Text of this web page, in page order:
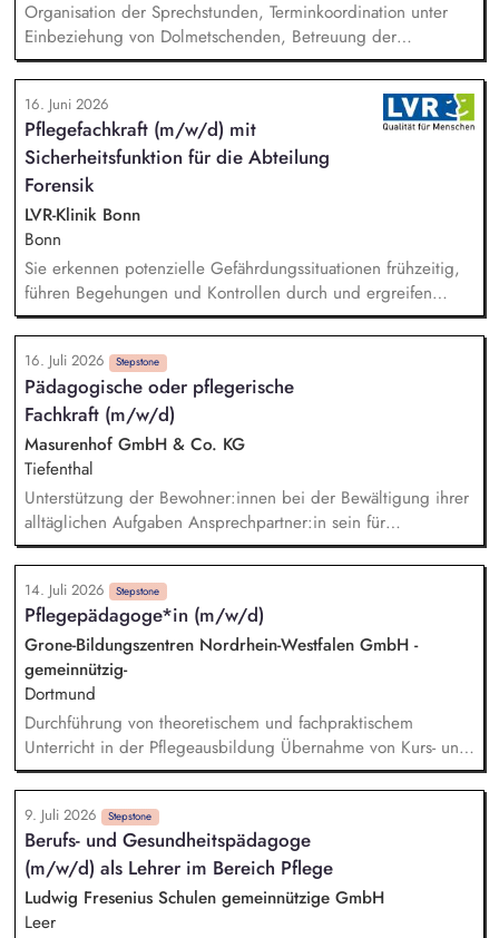
Organisation der Sprechstunden, Terminkoordination unter
Einbeziehung von Dolmetschenden, Betreuung der
telefonischen Sprechzeiten, Datenbankpflege, allgemeine
Verwaltungstätigkeiten, Unterstützung bei der Vermittlung in
die Regelversorgung.
16. Juni 2026
Pflegefachkraft (m/w/d) mit
Sicherheitsfunktion für die Abteilung
Forensik
LVR-Klinik Bonn
Bonn
Sie erkennen potenzielle Gefährdungssituationen frühzeitig,
führen Begehungen und Kontrollen durch und ergreifen
geeignete Maßnahmen bei festgestellten Mängeln. Relevante
Beobachtungen dokumentieren Sie und entwickeln daraus
nachhaltig Sicherheits- und Präventionskonzepte. In Ihrer
Funktion arbeiten Sie eng mit externen Partnern wie Polizei,
Feuerwehr und der zuständigen Aufsichtsbehörde zusammen.
16. Juli 2026 Stepstone
Pädagogische oder pflegerische
Fachkraft (m/w/d)
Masurenhof GmbH & Co. KG
Tiefenthal
Unterstützung der Bewohner:innen bei der Bewältigung ihrer
alltäglichen Aufgaben Ansprechpartner:in sein für
Bewohner:innen im Rahmen des Bezugsbetreuersystems
Begleitung von Angeboten im Rahmen der Freizeitgestaltung
(z. B. Ausflüge) Begleitung der Bewohner:innen zu
Arztterminen inkl. Vor- und Nachbereitung Unterstützung
oder Übernahme beim Richten oder Ausgeben der
verordneten Medikamente Ausrichtung der Arbeit an den
individuellen Zielen der Bewohner:innen Zusammenarbeit mit
externen Stellen (z. B. gesetzliche Betreuung, Ärzte,
Kostenträger)
14. Juli 2026 Stepstone
Pflegepädagoge*in (m/w/d)
Grone-Bildungszentren Nordrhein-Westfalen GmbH -
gemeinnützig-
Dortmund
Durchführung von theoretischem und fachpraktischem
Unterricht in der Pflegeausbildung Übernahme von Kurs- und
Klassenleitungen sowie Lernberatung der Auszubildenden
Pädagogische Begleitung und Beratung von
Bildungsteilnehmenden während der Ausbildung Planung,
Durchführung und Bewertung von Leistungsnachweisen und
Prüfungen in Theorie und Praxis Praxisbegleitung der
Auszubildenden sowie enge Zusammenarbeit mit den
kooperierenden Praxiseinrichtungen
9. Juli 2026 Stepstone
Berufs- und Gesundheitspädagoge
(m/w/d) als Lehrer im Bereich Pflege
Ludwig Fresenius Schulen gemeinnützige GmbH
Leer